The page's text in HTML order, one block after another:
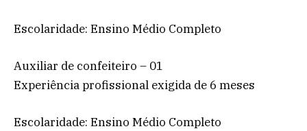
Escolaridade: Ensino Médio Completo
Auxiliar de confeiteiro – 01
Experiência profissional exigida de 6 meses
Escolaridade: Ensino Médio Completo